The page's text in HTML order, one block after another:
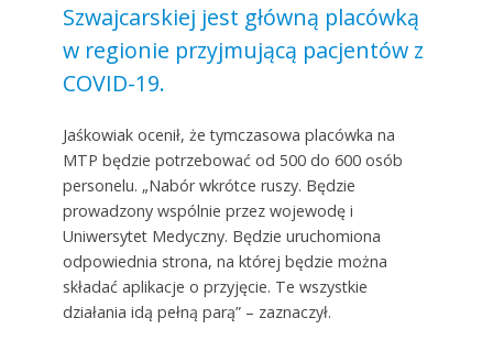
Szwajcarskiej jest główną placówką
w regionie przyjmującą pacjentów z
COVID-19.
Jaśkowiak ocenił, że tymczasowa placówka na
MTP będzie potrzebować od 500 do 600 osób
personelu. „Nabór wkrótce ruszy. Będzie
prowadzony wspólnie przez wojewodę i
Uniwersytet Medyczny. Będzie uruchomiona
odpowiednia strona, na której będzie można
składać aplikacje o przyjęcie. Te wszystkie
działania idą pełną parą” – zaznaczył.